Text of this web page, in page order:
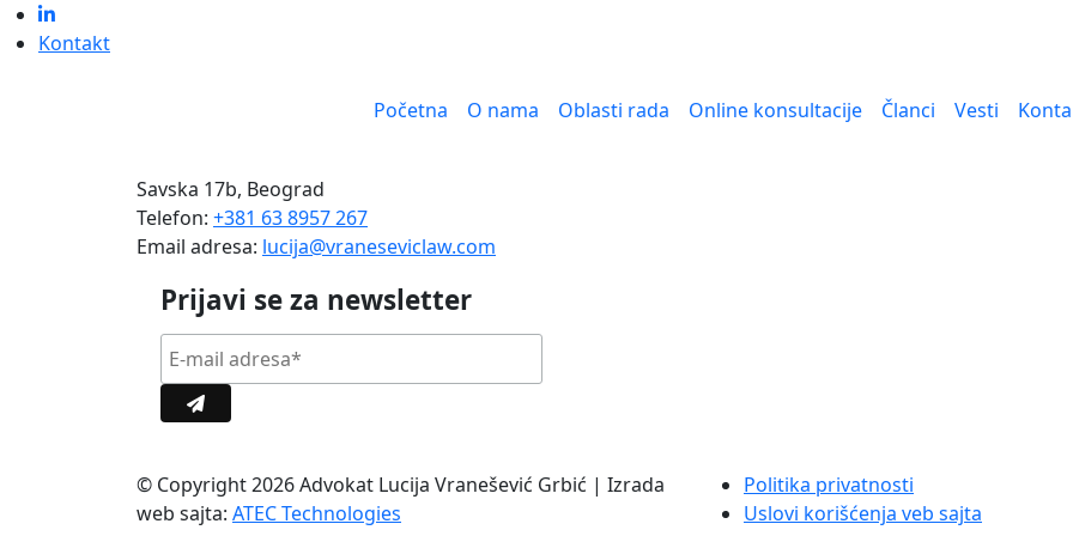
Kontakt
Početna O nama Oblasti rada Online konsultacije Članci Vesti
Savska 17b, Beograd
Telefon: +381 63 8957 267
Email adresa: lucija@vraneseviclaw.com
Prijavi se za newsletter
© Copyright 2026 Advokat Lucija Vranešević Grbić | Izrada
web sajta: ATEC Technologies
Politika privatnosti
Uslovi korišćenja veb sajta